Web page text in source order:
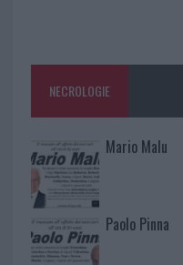
NECROLOGIE
Mario Malu
Paolo Pinna